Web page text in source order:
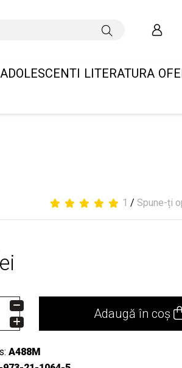
ADOLESCENTI LITERATURA
1 / Spune-ți
lei
Adaugă în coș
A488M